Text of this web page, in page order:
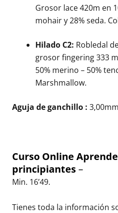
Grosor lace 420m en
mohair y 28% seda.
Hilado C2: Robledal
grosor fingering 333
50% merino – 50%
Marshmallow.
Aguja de ganchillo :
Curso Online
principiantes–
Min. 16’49.
Tienes toda la información